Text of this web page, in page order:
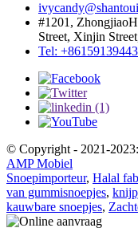
#1201,
Street, Xinjin
Tel:
© Copyright - 2021-
AMP Mobiel
Snoepimporteur, Halal
van gummisnoepjes,
kauwbare snoepjes,